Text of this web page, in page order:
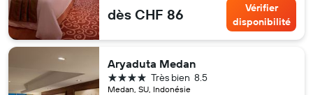
dès CHF 86
Vérifier
disponibilité
Aryaduta Medan
Medan, SU, Indonésie
8.5
Très bien
4 étoiles